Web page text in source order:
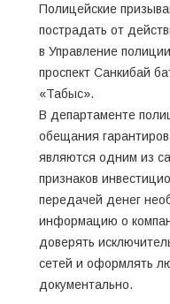
Полицейские
пострадать от
в Управление
проспект Санкибай
«Табыс».
В департаменте
обещания
являются одним из
признаков
передачей денег
информацию о
доверять
сетей и оформлять
документально.